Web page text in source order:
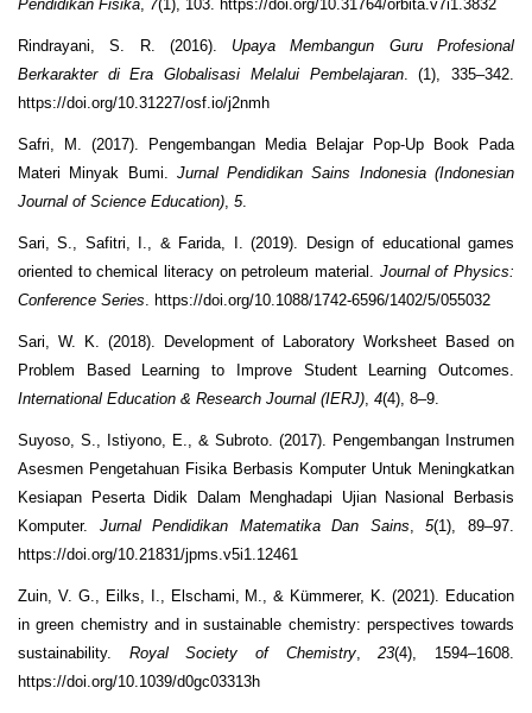
Pendidikan Fisika, 7(1), 103. https://doi.org/10.31764/orbita.v7i1.3832
Rindrayani, S. R. (2016). Upaya Membangun Guru Profesional
Berkarakter di Era Globalisasi Melalui Pembelajaran. (1), 335–342.
https://doi.org/10.31227/osf.io/j2nmh
Safri, M. (2017). Pengembangan Media Belajar Pop-Up Book Pada
Materi Minyak Bumi. Jurnal Pendidikan Sains Indonesia (Indonesian
Journal of Science Education), 5.
Sari, S., Safitri, I., & Farida, I. (2019). Design of educational games
oriented to chemical literacy on petroleum material. Journal of Physics:
Conference Series. https://doi.org/10.1088/1742-6596/1402/5/055032
Sari, W. K. (2018). Development of Laboratory Worksheet Based on
Problem Based Learning to Improve Student Learning Outcomes.
International Education & Research Journal (IERJ), 4(4), 8–9.
Suyoso, S., Istiyono, E., & Subroto. (2017). Pengembangan Instrumen
Asesmen Pengetahuan Fisika Berbasis Komputer Untuk Meningkatkan
Kesiapan Peserta Didik Dalam Menghadapi Ujian Nasional Berbasis
Komputer. Jurnal Pendidikan Matematika Dan Sains,5(1), 89–97.
https://doi.org/10.21831/jpms.v5i1.12461
Zuin, V. G., Eilks, I., Elschami, M., & Kümmerer, K. (2021). Education
in green chemistry and in sustainable chemistry: perspectives towards
sustainability. Royal Society of Chemistry,23(4), 1594–1608.
https://doi.org/10.1039/d0gc03313h